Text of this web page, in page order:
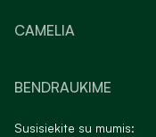
CAMELIA
BENDRAUKIME
Susisiekite su mumis: